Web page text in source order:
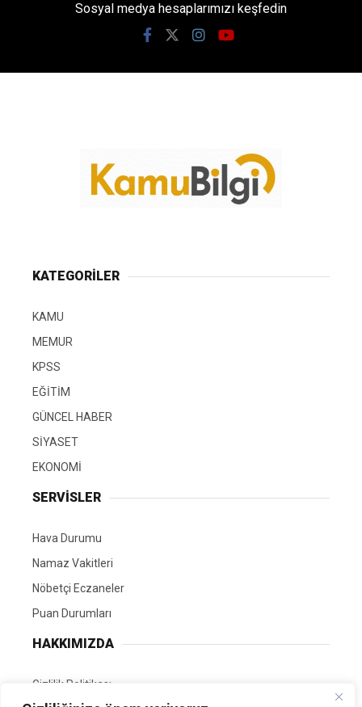
Sosyal medya hesaplarımızı keşfedin
KATEGORİLER
KAMU
MEMUR
KPSS
EĞİTİM
GÜNCEL HABER
SİYASET
EKONOMİ
SERVİSLER
Hava Durumu
Namaz Vakitleri
Nöbetçi Eczaneler
Puan Durumları
HAKKIMIZDA
Gizlilik Politikası